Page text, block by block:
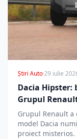
Știri Auto·29 iulie
Dacia Hipster:
Grupul
Grupul Renault
model Dacia
proiect misterios.